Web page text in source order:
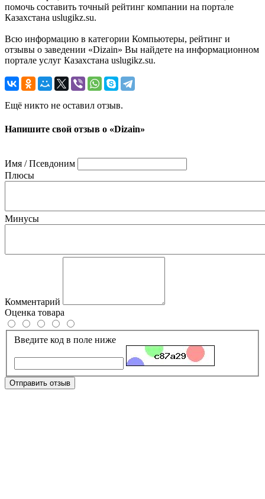
помочь составить точный рейтинг компании на портале
Казахстана uslugikz.su.
Всю информацию в категории Компьютеры, рейтинг и
отзывы о заведении «Dizain» Вы найдете на информационном
портале услуг Казахстана uslugikz.su.
Ещё никто не оставил отзыв.
Напишите свой отзыв о «Dizain»
Имя / Псевдоним
Плюсы
Минусы
Комментарий
Оценка товара
Введите код в поле ниже
Отправить отзыв